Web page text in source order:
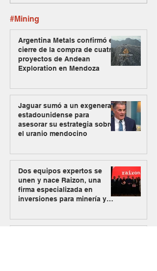
#Mining
Argentina Metals confirmó el
cierre de la compra de cuatro
proyectos de Andean
Exploration en Mendoza
Jaguar sumó a un exgeneral
estadounidense para
asesorar su estrategia sobre
el uranio mendocino
Dos equipos expertos se
unen y nace Raizon, una
firma especializada en
inversiones para minería y